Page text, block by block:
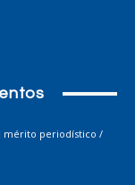
mérito periodístico /